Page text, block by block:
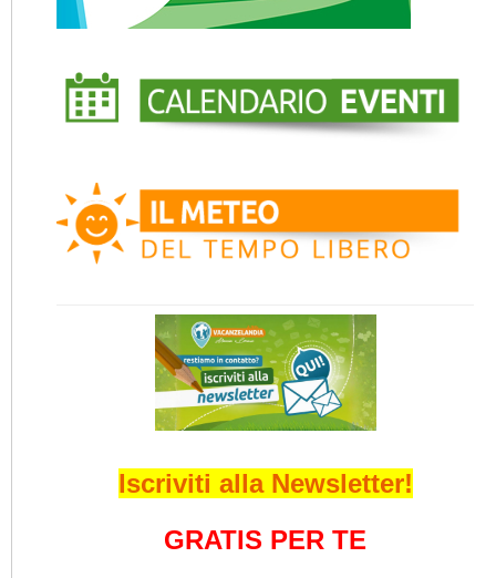
Iscriviti alla Newsletter!
GRATIS PER TE